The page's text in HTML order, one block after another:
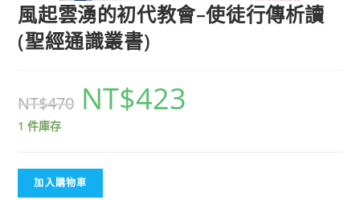
風起雲湧的初代教會–使徒行傳析讀
(聖經通識叢書)
NT$470 NT$423
1 件庫存
加入購物車